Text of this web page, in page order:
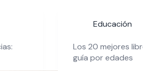
Educación
Los 20 mejores
guía por edades